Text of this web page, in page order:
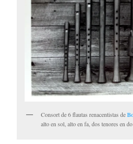
Consort de 6 flautas renacentistas de
alto en sol, alto en fa, dos tenores en